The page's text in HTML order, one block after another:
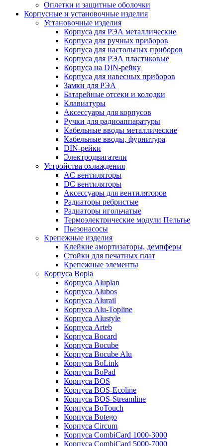
Оплетки и защитные оболочки
Корпусные и установочные изделия
Установочные изделия
Корпуса для РЭА металлические
Корпуса для ручных приборов
Корпуса для настольных приборов
Корпуса для РЭА пластиковые
Корпуса на DIN-рейку
Корпуса для навесных приборов
Замки для РЭА
Батарейные отсеки и колодки
Клавиатуры
Аксессуары для корпусов
Ручки для радиоаппаратуры
Кабельные вводы металлические
Кабельные вводы, фурнитура
DIN-рейки
Электродвигатели
Устройства охлаждения
AC вентиляторы
DC вентиляторы
Аксессуары для вентиляторов
Радиаторы ребристые
Радиаторы игольчатые
Термоэлектрические модули Пельтье
Пьезонасосы
Крепежные изделия
Клейкие амортизаторы, демпферы
Стойки для печатных плат
Крепежные элементы
Корпуса Bopla
Корпуса Aluplan
Корпуса Alubos
Корпуса Alurail
Корпуса Alu-Topline
Корпуса Alustyle
Корпуса Arteb
Корпуса Bocard
Корпуса Bocube
Корпуса Bocube Alu
Корпуса BoLink
Корпуса BoPad
Корпуса BOS
Корпуса BOS-Ecoline
Корпуса BOS-Streamline
Корпуса BoTouch
Корпуса Botego
Корпуса Circum
Корпуса CombiCard 1000-3000
Корпуса CombiCard 5000-7000